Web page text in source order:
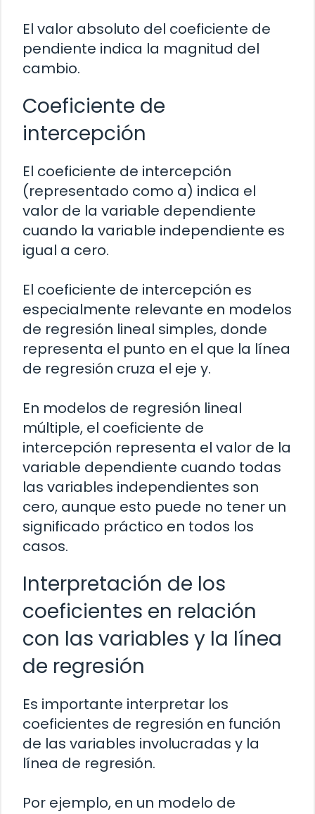
El valor absoluto del coeficiente de
pendiente indica la magnitud del
cambio.
Coeficiente de
intercepción
El coeficiente de intercepción
(representado como a) indica el
valor de la variable dependiente
cuando la variable independiente es
igual a cero.
El coeficiente de intercepción es
especialmente relevante en modelos
de regresión lineal simples, donde
representa el punto en el que la línea
de regresión cruza el eje y.
En modelos de regresión lineal
múltiple, el coeficiente de
intercepción representa el valor de la
variable dependiente cuando todas
las variables independientes son
cero, aunque esto puede no tener un
significado práctico en todos los
casos.
Interpretación de los
coeficientes en relación
con las variables y la línea
de regresión
Es importante interpretar los
coeficientes de regresión en función
de las variables involucradas y la
línea de regresión.
Por ejemplo, en un modelo de